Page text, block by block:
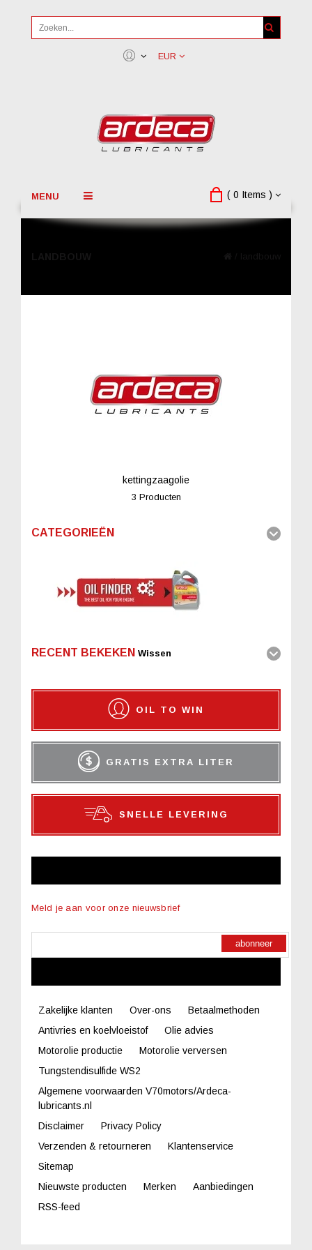
EUR
MENU ( 0 Items )
kettingzaagolie
3 Producten
CATEGORIEËN
RECENT BEKEKEN Wissen
OIL TO WIN
GRATIS EXTRA LITER
SNELLE LEVERING
Meld je aan voor onze nieuwsbrief
abonneer
Zakelijke klanten Over-ons
Betaalmethoden
Antivries en koelvloeistof
Olie advies
Motorolie productie
Motorolie verversen
Tungstendisulfide WS2
Algemene voorwaarden V70motors/Ardeca-
lubricants.nl
Disclaimer
Privacy Policy
Verzenden & retourneren
Klantenservice
Sitemap
Nieuwste producten
Merken
Aanbiedingen
RSS-feed